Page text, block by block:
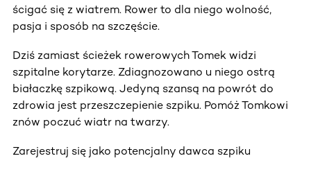
ścigać się z wiatrem. Rower to dla niego wolność,
pasja i sposób na szczęście.
Dziś zamiast ścieżek rowerowych Tomek widzi
szpitalne korytarze. Zdiagnozowano u niego ostrą
białaczkę szpikową. Jedyną szansą na powrót do
zdrowia jest przeszczepienie szpiku. Pomóż Tomkowi
znów poczuć wiatr na twarzy.
Zarejestruj się jako potencjalny dawca szpiku